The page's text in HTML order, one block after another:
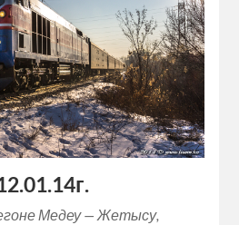
Медеу — Жетысу,